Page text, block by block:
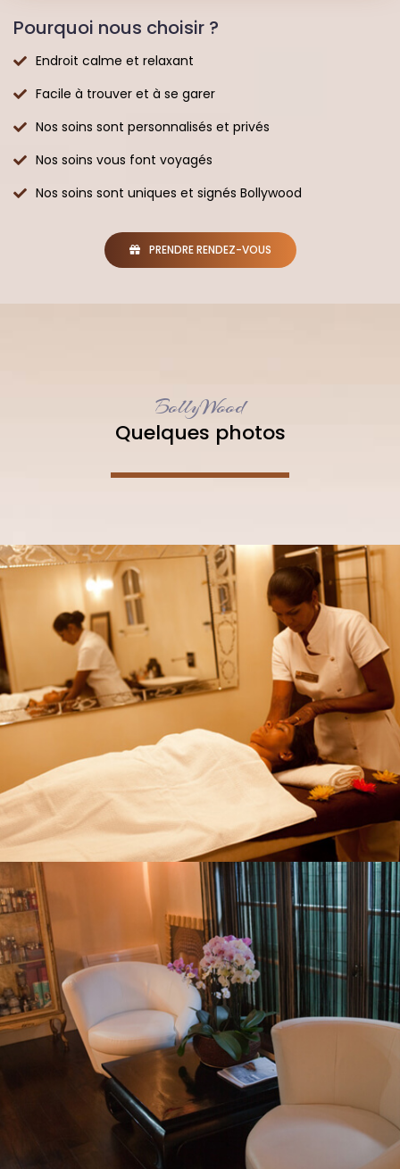
Pourquoi nous choisir ?
Endroit calme et relaxant
Facile à trouver et à se garer
Nos soins sont personnalisés et privés
Nos soins vous font voyagés
Nos soins sont uniques et signés Bollywood
PRENDRE RENDEZ-VOUS
BollyWood
Quelques photos